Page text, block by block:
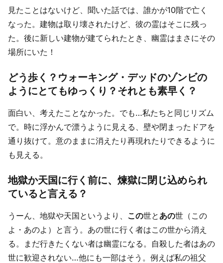
見たことはないけど、聞いた話では、誰かが10階で亡く
なった。建物は取り壊されたけど、彼の霊はそこに残っ
た。後に新しい建物が建てられたとき、幽霊はまさにその
場所にいた！
どう歩く？ウォーキング・デッドのゾンビの
ようにとてもゆっくり？それとも素早く？
面白い、考えたことなかった。でも…私たちと同じリズム
で。時に浮かんで漂うように見える、壁や閉まったドアを
通り抜けて。意のままに消えたり再現れたりできるように
も見える。
地獄か天国に行く前に、煉獄に閉じ込められ
ていると言える？
うーん、地獄や天国というより、 この世と あの世（この
よ・あのよ）と言う。あの世に行く者はこの世から消え
る。まだ行きたくない者は幽霊になる。自殺した者はあの
世に歓迎されない…他にも一部はそう。例えば私の祖父